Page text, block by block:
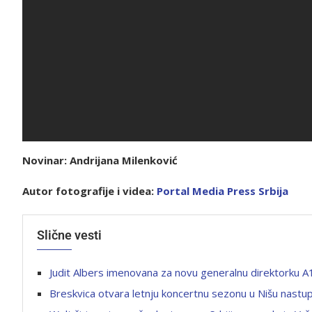
Novinar: Andrijana Milenković
Autor fotografije i videa: Portal Media Press Srbija
Slične vesti
Judit Albers imenovana za novu generalnu direktorku
Breskvica otvara letnju koncertnu sezonu u Nišu